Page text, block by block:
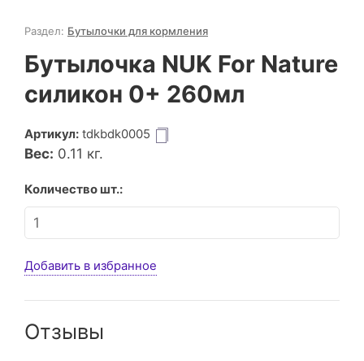
Раздел: Бутылочки для кормления
Бутылочка NUK For Nature
силикон 0+ 260мл
Артикул: tdkbdk0005
Вес: 0.11 кг.
Количество шт.:
Добавить в избранное
Отзывы